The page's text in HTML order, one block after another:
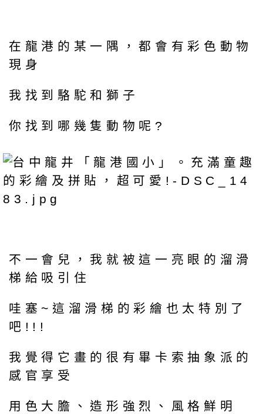
在龍港的某一隅，都會有彩色動物
現身
我找到駱駝和獅子
你找到哪幾隻動物呢?
不一會兒，我就被這一亮眼的溜滑
梯給吸引住
哇塞~這溜滑梯的彩繪也太特別了
吧!!!
我覺得它畫的很有畢卡索抽象派的
感官享受
用色大膽、造形強烈、風格鮮明